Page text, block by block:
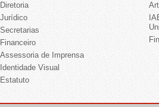
Diretoria
Jurídico
Secretarias
Financeiro
Assessoria de Imprensa
Identidade Visual
Estatuto